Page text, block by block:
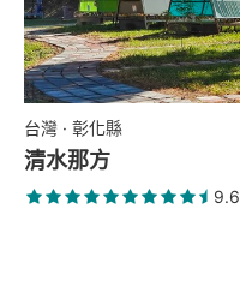
台灣 · 彰化縣
清水那方
9.6